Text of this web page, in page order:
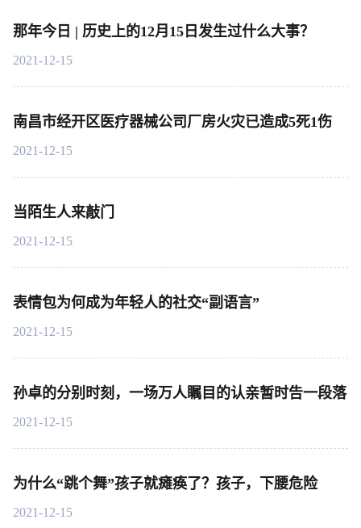
那年今日 | 历史上的12月15日发生过什么大事？
2021-12-15
南昌市经开区医疗器械公司厂房火灾已造成5死1伤
2021-12-15
当陌生人来敲门
2021-12-15
表情包为何成为年轻人的社交“副语言”
2021-12-15
孙卓的分别时刻，一场万人瞩目的认亲暂时告一段落
2021-12-15
为什么“跳个舞”孩子就瘫痪了？孩子，下腰危险
2021-12-15